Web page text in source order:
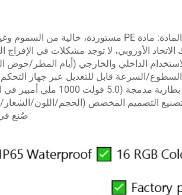
المادة: مادة PE مستوردة، خالية من السموم وغير ضارة؛
تصنيع التصميم المخصص (الحجم/اللون/
صُنع